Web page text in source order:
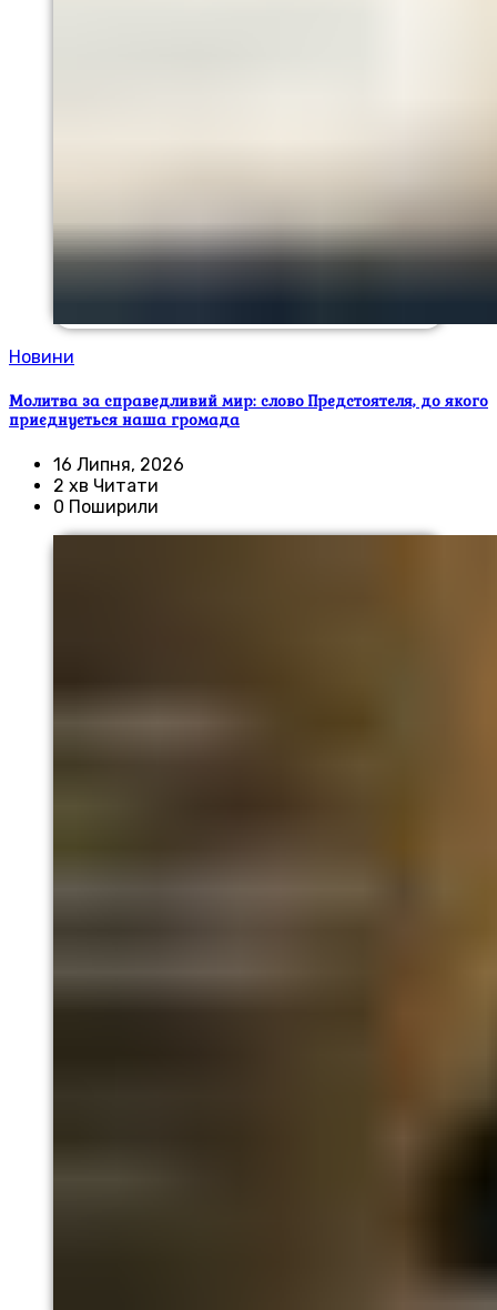
Новини
Молитва за справедливий мир: слово Предстоятеля, до якого
приєднується наша громада
16 Липня, 2026
2 хв Читати
0 Поширили